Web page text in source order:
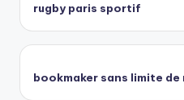
rugby paris sportif
bookmaker sans limite de